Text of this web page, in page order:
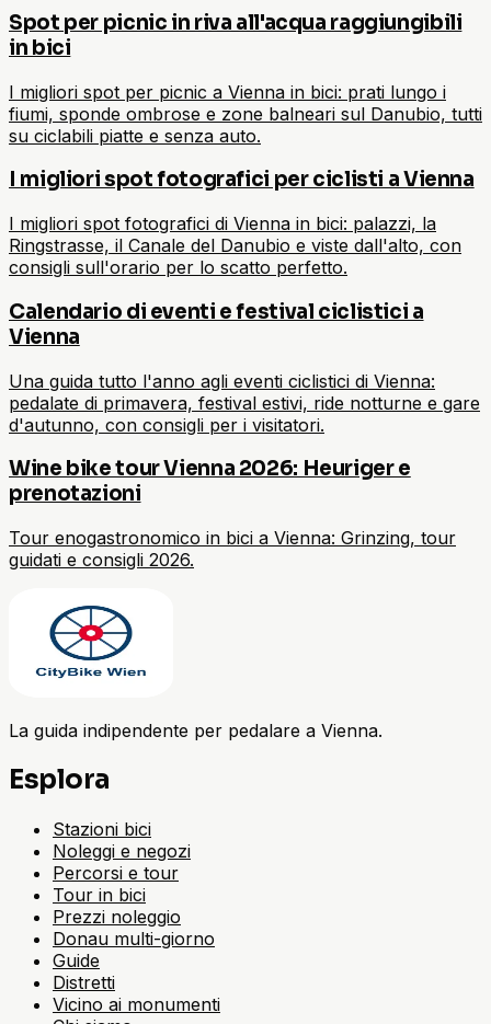
Spot per picnic in riva all'acqua raggiungibili
in bici
I migliori spot per picnic a Vienna in bici: prati lungo i
fiumi, sponde ombrose e zone balneari sul Danubio, tutti
su ciclabili piatte e senza auto.
I migliori spot fotografici per ciclisti a Vienna
I migliori spot fotografici di Vienna in bici: palazzi, la
Ringstrasse, il Canale del Danubio e viste dall'alto, con
consigli sull'orario per lo scatto perfetto.
Calendario di eventi e festival ciclistici a
Vienna
Una guida tutto l'anno agli eventi ciclistici di Vienna:
pedalate di primavera, festival estivi, ride notturne e gare
d'autunno, con consigli per i visitatori.
Wine bike tour Vienna 2026: Heuriger e
prenotazioni
Tour enogastronomico in bici a Vienna: Grinzing, tour
guidati e consigli 2026.
La guida indipendente per pedalare a Vienna.
Esplora
Stazioni bici
Noleggi e negozi
Percorsi e tour
Tour in bici
Prezzi noleggio
Donau multi-giorno
Guide
Distretti
Vicino ai monumenti